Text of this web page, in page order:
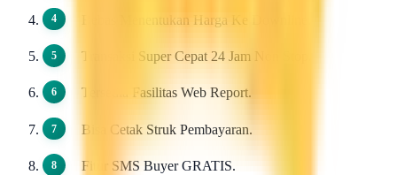
Bebas Menentukan Harga Ke Downline.
Transaksi Super Cepat 24 Jam Non Stop.
Tersedia Fasilitas Web Report.
Bisa Cetak Struk Pembayaran.
Fitur SMS Buyer GRATIS.